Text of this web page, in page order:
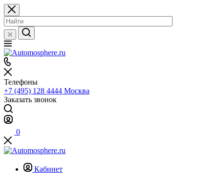
Телефоны
+7 (495) 128 4444 Москва
Заказать звонок
0
Кабинет